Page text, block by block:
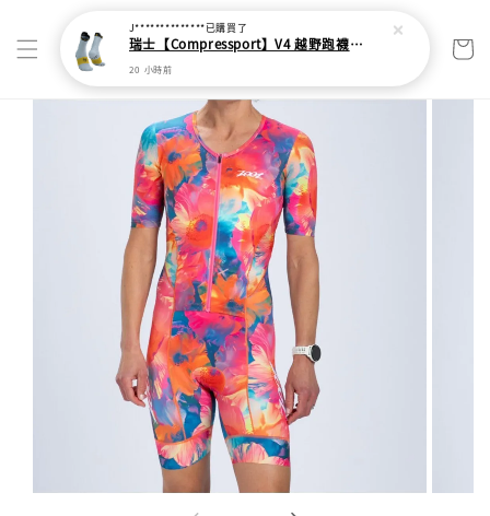
J**************已購買了
瑞士【Compressport】V4 越野跑襪(2024新色)
20 小時前